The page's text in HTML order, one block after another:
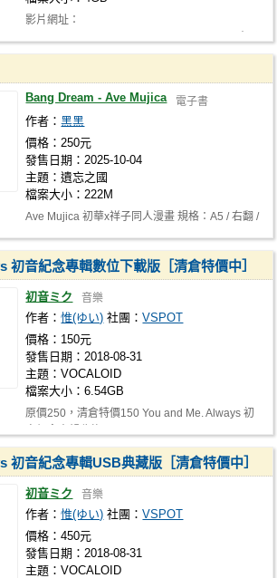
影片網址：
連結：https://www.douji…
Bang Dream - Ave Mujica 電子書
作者：黑黑
價格：250元
發售日期：2025-10-04
主題：遺忘之國
檔案大小：222M
Ave Mujica 初華x祥子同人漫畫 規格：A5 / 右翻 /
初音紀念專輯數位下載版［清倉特價中］
初音ミク 音樂
作者：惟(ゆい) 社團：VSPOT
價格：150元
發售日期：2018-08-31
主題：VOCALOID
檔案大小：6.54GB
原價250，清倉特價150 You and Me. Always 初
初音紀念專輯USB典藏版［清倉特價中］
初音ミク 音樂
作者：惟(ゆい) 社團：VSPOT
價格：450元
發售日期：2018-08-31
主題：VOCALOID